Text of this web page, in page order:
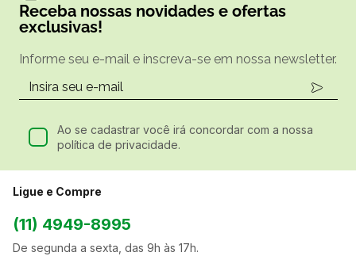
Receba nossas novidades e ofertas
exclusivas!
Informe seu e-mail e inscreva-se em nossa newsletter.
Ao se cadastrar você irá concordar com a nossa
política de privacidade.
Ligue e Compre
(11) 4949-8995
De segunda a sexta, das 9h às 17h.